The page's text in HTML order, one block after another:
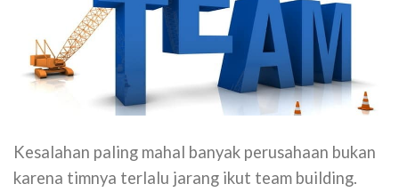
Kesalahan paling mahal banyak perusahaan bukan
karena timnya terlalu jarang ikut team building.